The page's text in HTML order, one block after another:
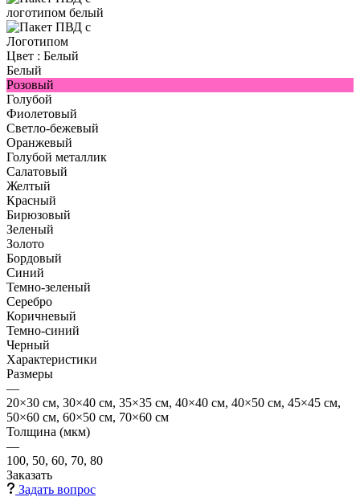
Цвет : Белый
Белый
Розовый
Голубой
Фиолетовый
Светло-бежевый
Оранжевый
Голубой металлик
Салатовый
Желтый
Красный
Бирюзовый
Зеленый
Золото
Бордовый
Синий
Темно-зеленый
Серебро
Коричневый
Темно-синий
Черный
Характеристики
Размеры
—
20×30 см, 30×40 см, 35×35 см, 40×40 см, 40×50 см, 45×45 см,
50×60 см, 60×50 см, 70×60 см
Толщина (мкм)
—
100, 50, 60, 70, 80
Заказать
Задать вопрос